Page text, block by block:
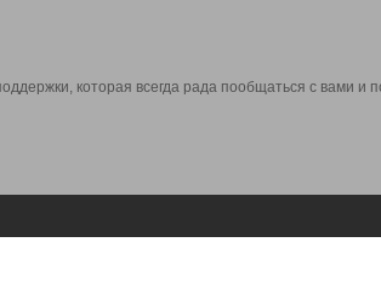
которая всегда рада пообщаться с вами и